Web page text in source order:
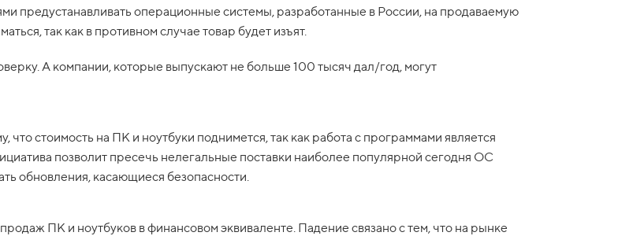
предустанавливать операционные системы, разработанные в России, на продаваемую
так как в противном случае товар будет изъят.
А компании, которые выпускают не больше 100 тысяч дал/год, могут
стоимость на ПК и ноутбуки поднимется, так как работа с программами является
позволит пресечь нелегальные поставки наиболее популярной сегодня ОС
обновления, касающиеся безопасности.
ПК и ноутбуков в финансовом эквиваленте. Падение связано с тем, что на рынке